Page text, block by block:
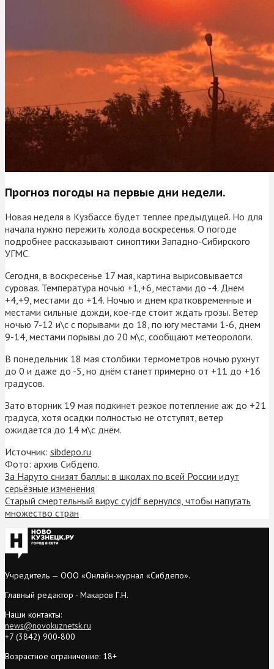
Прогноз погоды на первые дни недели.
Новая неделя в Кузбассе будет теплее предыдущей. Но для
начала нужно пережить холода воскресенья. О погоде
подробнее рассказывают синоптики Западно-Сибирского
УГМС.
Сегодня, в воскресенье 17 мая, картина вырисовывается
суровая. Температура ночью +1,+6, местами до -4. Днем
+4,+9, местами до +14. Ночью и днем кратковременные и
местами сильные дожди, кое-где стоит ждать грозы. Ветер
ночью 7-12 и\с с порывами до 18, по югу местами 1-6, днем
9-14, местами порывы до 20 м\с, сообщают метеорологи.
В понедельник 18 мая столбики термометров ночью рухнут
до 0 и даже до -5, но днём станет примерно от +11 до +16
градусов.
Зато вторник 19 мая подкинет резкое потепление аж до +21
градуса, хотя осадки полностью не отступят, ветер
ожидается до 14 м\с днём.
Источник: sibdepo.ru
Фото: архив Сибдепо.
За Наруто снизят баллы: в школах по всей России идут
серьёзные изменения
Старый смертельный вирус cyjdf вернулся, чтобы напугать
множество стран
Учредитель — ООО «Онлайн-журнал «Сибдепо».
Главный редактор - Макаров Г.Н.
Наши контакты:
news@novokuznetsk.ru
+7 (3842) 900-800
Возрастное ограничение: 18+